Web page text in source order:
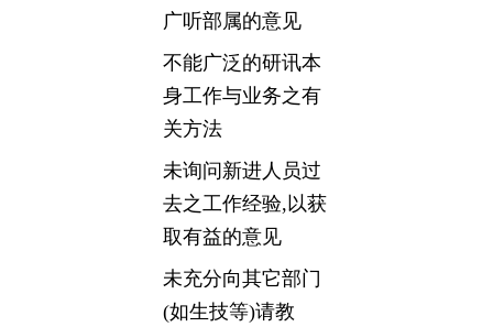
广听部属的意见
不能广泛的研讯本
身工作与业务之有
关方法
未询问新进人员过
去之工作经验,以获
取有益的意见
未充分向其它部门
(如生技等)请教